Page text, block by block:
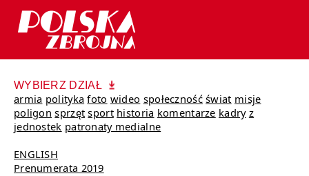
WYBIERZ DZIAŁ
armia polityka foto wideo społeczność świat misje
poligon sprzęt sport historia komentarze kadry z
jednostek patronaty medialne
ENGLISH
Prenumerata 2019